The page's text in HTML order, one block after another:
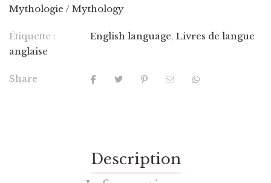
Mythologie / Mythology
Étiquette : English language, Livres de langue
anglaise
Share
Description